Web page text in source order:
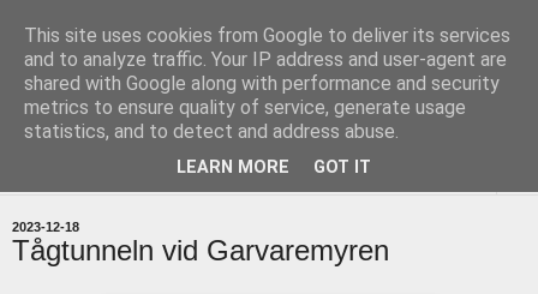
uddevallabloggen.se
med stort och smått från Uddevallas horisont
2023-12-18
Tågtunneln vid Garvaremyren
This site uses cookies from Google to deliver its services
and to analyze traffic. Your IP address and user-agent are
shared with Google along with performance and security
metrics to ensure quality of service, generate usage
statistics, and to detect and address abuse.
LEARN MORE GOT IT